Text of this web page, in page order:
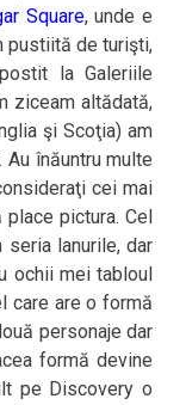
Square, unde e
pustiită de turişti,
la Galeriile
ziceam altădată,
şi Scoţia) am
înăuntru multe
cei mai
pictura. Cel
seria lanurile, dar
ochii mei tabloul
care are o formă
personaje dar
formă devine
pe Discovery o